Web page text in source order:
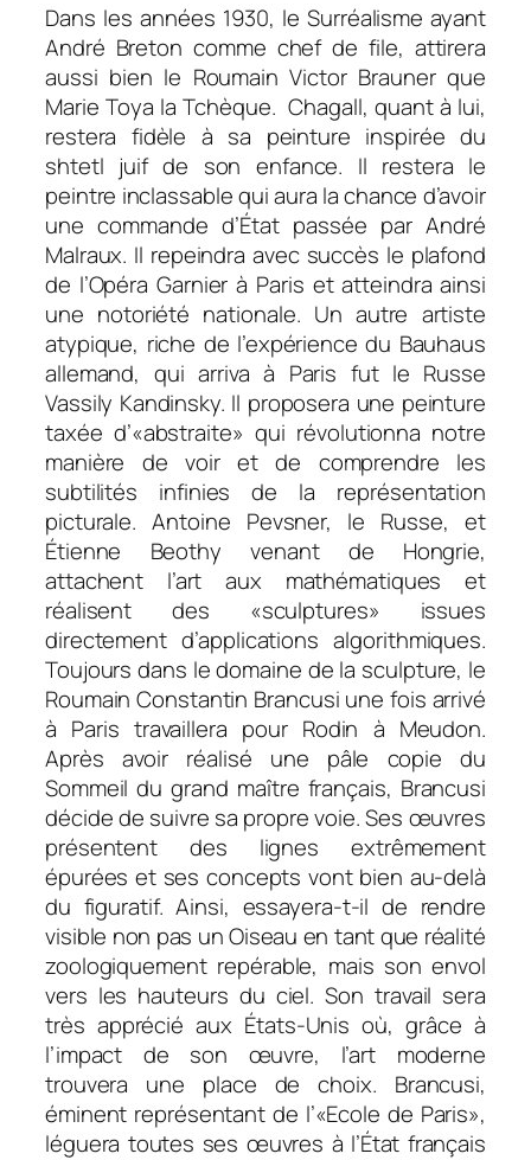
Dans les années 1930, le Surréalisme ayant
André Breton comme chef de file, attirera
aussi bien le Roumain Victor Brauner que
Marie Toya la Tchèque. Chagall, quant à lui,
restera fidèle à sa peinture inspirée du
shtetl juif de son enfance. Il restera le
peintre inclassable qui aura la chance d’avoir
une commande d’État passée par André
Malraux. Il repeindra avec succès le plafond
de l’Opéra Garnier à Paris et atteindra ainsi
une notoriété nationale. Un autre artiste
atypique, riche de l’expérience du Bauhaus
allemand, qui arriva à Paris fut le Russe
Vassily Kandinsky. Il proposera une peinture
taxée d’«abstraite» qui révolutionna notre
manière de voir et de comprendre les
subtilités infinies de la représentation
picturale. Antoine Pevsner, le Russe, et
Étienne Beothy venant de Hongrie,
attachent l’art aux mathématiques et
réalisent des «sculptures» issues
directement d’applications algorithmiques.
Toujours dans le domaine de la sculpture, le
Roumain Constantin Brancusi une fois arrivé
à Paris travaillera pour Rodin à Meudon.
Après avoir réalisé une pâle copie du
Sommeil du grand maître français, Brancusi
décide de suivre sa propre voie. Ses œuvres
présentent des lignes extrêmement
épurées et ses concepts vont bien au-delà
du figuratif. Ainsi, essayera-t-il de rendre
visible non pas unOiseau en tant que réalité
zoologiquement repérable, mais son envol
vers les hauteurs du ciel. Son travail sera
très apprécié aux États-Unis où, grâce à
l’impact de son œuvre, l’art moderne
trouvera une place de choix. Brancusi,
éminent représentant de l’«Ecole de Paris»,
léguera toutes ses œuvres à l’État français